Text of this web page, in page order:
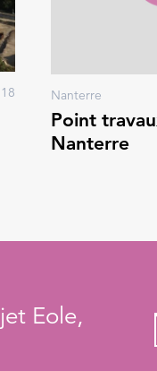
Nanterre
Point
Nanterre
Eole,